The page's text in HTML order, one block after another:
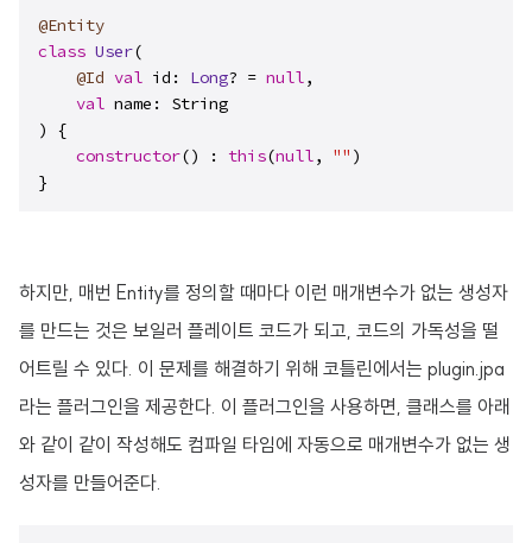
@Entity
class User(
@Id val id: Long? = null,
val name: String
) {
constructor() : this(null, "" )
}
하지만, 매번 Entity를 정의할 때마다 이런 매개변수가 없는 생성자
를 만드는 것은 보일러 플레이트 코드가 되고, 코드의 가독성을 떨
어트릴 수 있다. 이 문제를 해결하기 위해 코틀린에서는 plugin.jpa
라는 플러그인을 제공한다. 이 플러그인을 사용하면, 클래스를 아래
와 같이 같이 작성해도 컴파일 타임에 자동으로 매개변수가 없는 생
성자를 만들어준다.